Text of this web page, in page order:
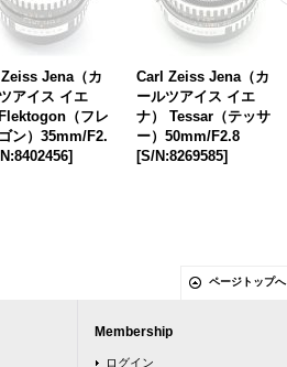
Jena（カ
アイス イエ
（フレ
ン）35mm/F2.
]
Carl Zeiss Jena（カ
ールツアイス イエ
ナ） Tessar（テッサ
ー）50mm/F2.8
[S/N:8269585]
ページトップへ
Membership
ログイン